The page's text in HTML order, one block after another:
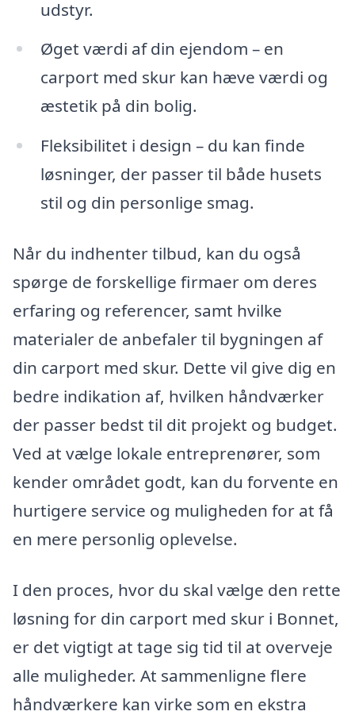
udstyr.
Øget værdi af din ejendom – en
carport med skur kan hæve værdi og
æstetik på din bolig.
Fleksibilitet i design – du kan finde
løsninger, der passer til både husets
stil og din personlige smag.
Når du indhenter tilbud, kan du også
spørge de forskellige firmaer om deres
erfaring og referencer, samt hvilke
materialer de anbefaler til bygningen af
din carport med skur. Dette vil give dig en
bedre indikation af, hvilken håndværker
der passer bedst til dit projekt og budget.
Ved at vælge lokale entreprenører, som
kender området godt, kan du forvente en
hurtigere service og muligheden for at få
en mere personlig oplevelse.
I den proces, hvor du skal vælge den rette
løsning for din carport med skur i Bonnet,
er det vigtigt at tage sig tid til at overveje
alle muligheder. At sammenligne flere
håndværkere kan virke som en ekstra